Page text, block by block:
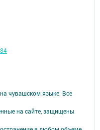
чувашском языке. Все
на сайте, защищены